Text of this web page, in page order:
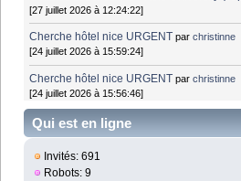
[27 juillet 2026 à 12:24:22]
Cherche hôtel nice URGENT parchristinne
[24 juillet 2026 à 15:59:24]
Cherche hôtel nice URGENT parchristinne
[24 juillet 2026 à 15:56:46]
Qui est en ligne
Invités: 691
Robots: 9